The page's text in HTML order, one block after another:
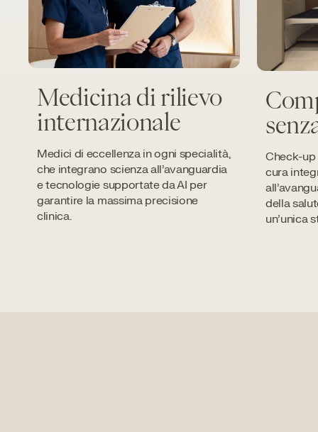
Medicina di rilievo
internazionale
Medici di eccellenza in ogni specialità,
che integrano scienza all’avanguardia
e tecnologie supportate da AI per
garantire la massima precisione
clinica.
Check-
cura
della
un’unica